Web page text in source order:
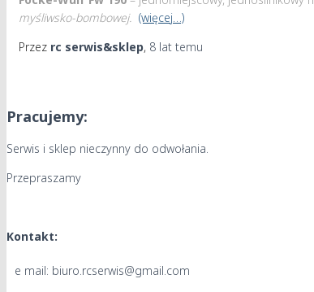
myśliwsko-bombowej. (więcej…)
Przez rc serwis&sklep, 8 lat temu
Pracujemy:
Serwis i sklep nieczynny do odwołania.
Przepraszamy
Kontakt:
e mail: biuro.rcserwis@gmail.com